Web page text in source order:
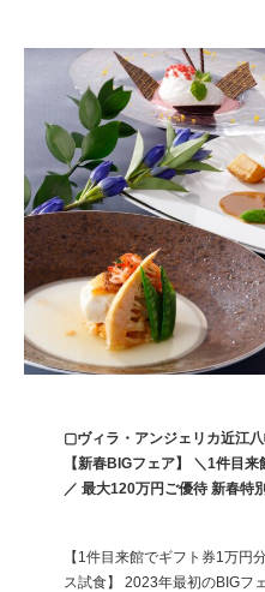
▢ヴィラ・アンジェリカ近江
【新春BIGフェア】 ＼1件目
／ 最大120万円ご優待 新春特
【1件目来館でギフト券1万円
ス試食】 2023年最初のBIGフ